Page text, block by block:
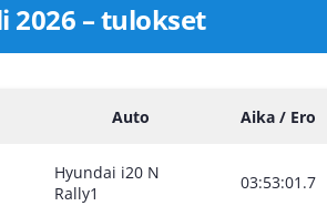
2026 – tulokset
Auto Aika / Ero
Hyundai i20 N
Rally1
03:53:01.7